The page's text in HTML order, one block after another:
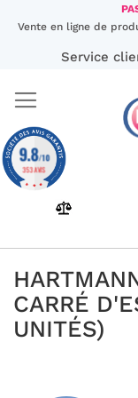
Vente en ligne de
Service
CARRÉ
UNITÉS)
9.8/10
353 AVIS